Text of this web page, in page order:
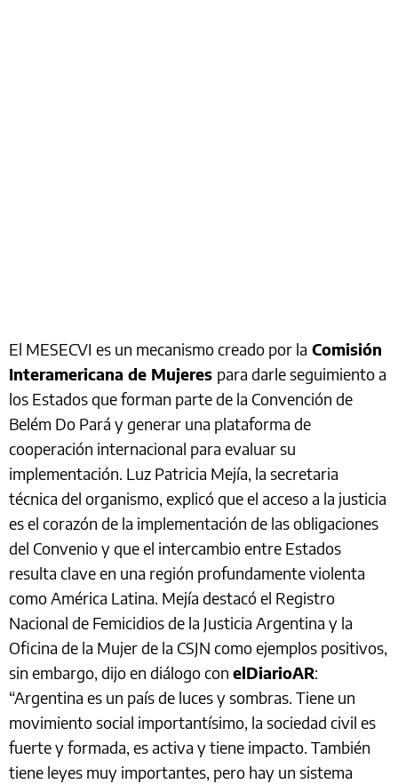
El MESECVI es un mecanismo creado por la Comisión
Interamericana de Mujeres para darle seguimiento a
los Estados que forman parte de la Convención de
Belém Do Pará y generar una plataforma de
cooperación internacional para evaluar su
implementación. Luz Patricia Mejía, la secretaria
técnica del organismo, explicó que el acceso a la justicia
es el corazón de la implementación de las obligaciones
del Convenio y que el intercambio entre Estados
resulta clave en una región profundamente violenta
como América Latina. Mejía destacó el Registro
Nacional de Femicidios de la Justicia Argentina y la
Oficina de la Mujer de la CSJN como ejemplos positivos,
sin embargo, dijo en diálogo con elDiarioAR:
“Argentina es un país de luces y sombras. Tiene un
movimiento social importantísimo, la sociedad civil es
fuerte y formada, es activa y tiene impacto. También
tiene leyes muy importantes, pero hay un sistema